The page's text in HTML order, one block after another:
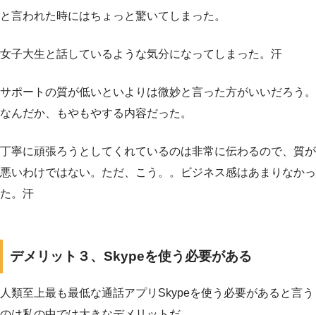
と言われた時にはちょっと驚いてしまった。
女子大生と話しているような気分になってしまった。汗
サポートの質が低いといよりは微妙と言った方がいいだろう。
なんだか、もやもやする内容だった。
丁寧に頑張ろうとしてくれているのは非常に伝わるので、質が
悪いわけではない。ただ、こう。。ビジネス感はあまりなかっ
た。汗
デメリット３、Skypeを使う必要がある
人類至上最も最低な通話アプリSkypeを使う必要があると言う